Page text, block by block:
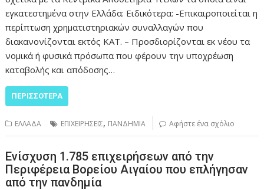
εγκατεστημένα στην Ελλάδα: Ειδικότερα: -Επικαιροποιείται η
περίπτωση χρηματιστηριακών συναλλαγών που
διακανονίζονται εκτός ΚΑΤ. – Προσδιορίζονται εκ νέου τα
νομικά ή φυσικά πρόσωπα που φέρουν την υποχρέωση
καταβολής και απόδοσης…
ΠΕΡΙΣΣΌΤΕΡΑ
ΕΛΛΑΔΑ ΕΠΙΧΕΙΡΗΣΕΙΣ, ΠΑΝΔΗΜΙΑ Αφήστε ένα σχόλιο
Ενίσχυση 1.785 επιχειρήσεων από την
Περιφέρεια Βορείου Αιγαίου που επλήγησαν
από την πανδημία